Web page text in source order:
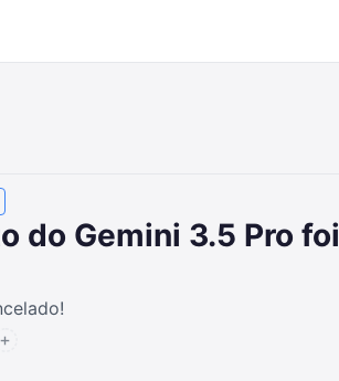
do Gemini 3.5 Pro foi